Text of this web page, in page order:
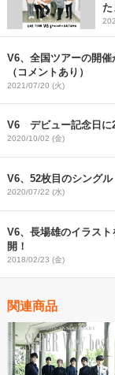
た
V6、全国ツアーの開
（コメントあり）
2021/07/20 (火)
V6 デビュー記念日に
2020/10/02 (金)
V6、52枚目のシング
2020/07/22 (水)
V6、長場雄のイラス
開！
2018/02/23 (金)
関連商品